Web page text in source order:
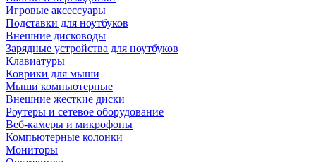
Игровые аксессуары
Подставки для ноутбуков
Внешние дисководы
Зарядные устройства для ноутбуков
Клавиатуры
Коврики для мыши
Мыши компьютерные
Внешние жесткие диски
Роутеры и сетевое оборудование
Веб-камеры и микрофоны
Компьютерные колонки
Мониторы